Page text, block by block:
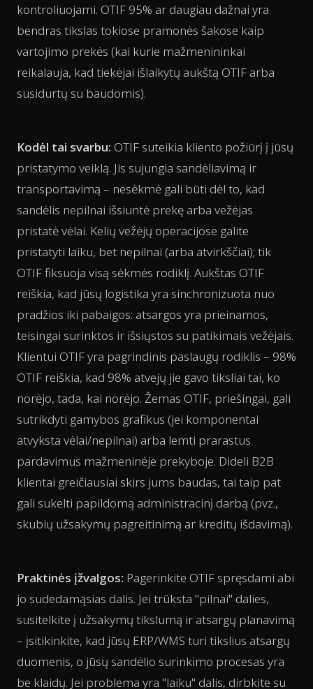
kontroliuojami. OTIF 95% ar daugiau dažnai yra
bendras tikslas tokiose pramonės šakose kaip
vartojimo prekės (kai kurie mažmenininkai
reikalauja, kad tiekėjai išlaikytų aukštą OTIF arba
susidurtų su baudomis).
Kodėl tai svarbu: OTIF suteikia kliento požiūrį į jūsų
pristatymo veiklą. Jis sujungia sandėliavimą ir
transportavimą – nesėkmė gali būti dėl to, kad
sandėlis nepilnai išsiuntė prekę arba vežėjas
pristatė vėlai. Kelių vežėjų operacijose galite
pristatyti laiku, bet nepilnai (arba atvirkščiai); tik
OTIF fiksuoja visą sėkmės rodiklį. Aukštas OTIF
reiškia, kad jūsų logistika yra sinchronizuota nuo
pradžios iki pabaigos: atsargos yra prieinamos,
teisingai surinktos ir išsiųstos su patikimais vežėjais.
Klientui OTIF yra pagrindinis paslaugų rodiklis – 98%
OTIF reiškia, kad 98% atvejų jie gavo tiksliai tai, ko
norėjo, tada, kai norėjo. Žemas OTIF, priešingai, gali
sutrikdyti gamybos grafikus (jei komponentai
atvyksta vėlai/nepilnai) arba lemti prarastus
pardavimus mažmeninėje prekyboje. Dideli B2B
klientai greičiausiai skirs jums baudas, tai taip pat
gali sukelti papildomą administracinį darbą (pvz.,
skubių užsakymų pagreitinimą ar kreditų išdavimą).
Praktinės įžvalgos: Pagerinkite OTIF spręsdami abi
jo sudedamąsias dalis. Jei trūksta "pilnai" dalies,
susitelkite į užsakymų tikslumą ir atsargų planavimą
– įsitikinkite, kad jūsų ERP/WMS turi tikslius atsargų
duomenis, o jūsų sandėlio surinkimo procesas yra
be klaidų. Jei problema yra "laiku" dalis, dirbkite su